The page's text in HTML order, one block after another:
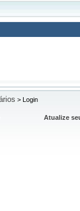
> Login
Atualize